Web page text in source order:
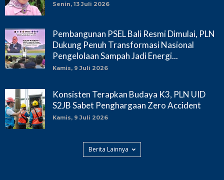
Senin, 13 Juli 2026
Pembangunan PSEL Bali Resmi Dimulai, PLN
Dukung Penuh Transformasi Nasional
Pengelolaan Sampah Jadi Energi...
Kamis, 9 Juli 2026
Konsisten Terapkan Budaya K3, PLN UID
S2JB Sabet Penghargaan Zero Accident
Kamis, 9 Juli 2026
Berita Lainnya